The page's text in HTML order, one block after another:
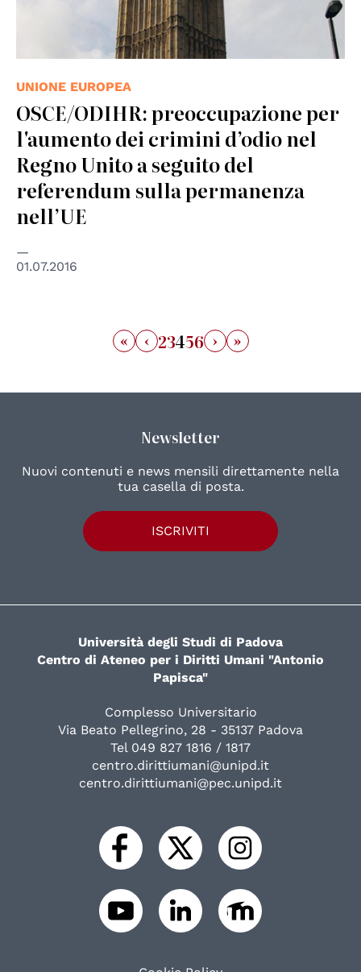
UNIONE EUROPEA
OSCE/ODIHR: preoccupazione per
l'aumento dei crimini d’odio nel
Regno Unito a seguito del
referendum sulla permanenza
nell’UE
01.07.2016
« ‹ 23456 › »
Newsletter
Nuovi contenuti e news mensili direttamente nella
tua casella di posta.
ISCRIVITI
Università degli Studi di Padova
Centro di Ateneo per i Diritti Umani "Antonio
Papisca"
Complesso Universitario
Via Beato Pellegrino, 28 - 35137 Padova
Tel 049 827 1816 / 1817
centro.dirittiumani@unipd.it
centro.dirittiumani@pec.unipd.it